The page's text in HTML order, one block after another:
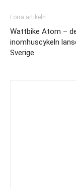
Förra artikeln
Wattbike Atom –
inomhuscykeln
Sverige